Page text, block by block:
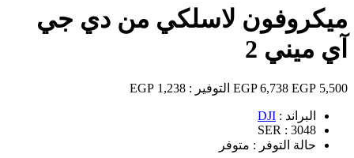
ميكروفون لاسلكي من دي جي
آي ميني 2
5,500 EGP
6,738 EGP التوفير : 1,238 EGP
البراند : DJI
SER : 3048
حالة التوفر : متوفر